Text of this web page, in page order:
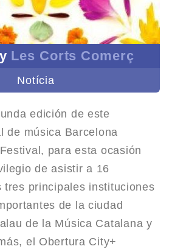
Les Corts Comerç
Notícia
edición de este
de música Barcelona
para esta ocasión
de asistir a 16
tres principales instituciones
de la ciudad
de la Música Catalana y
el Obertura City+